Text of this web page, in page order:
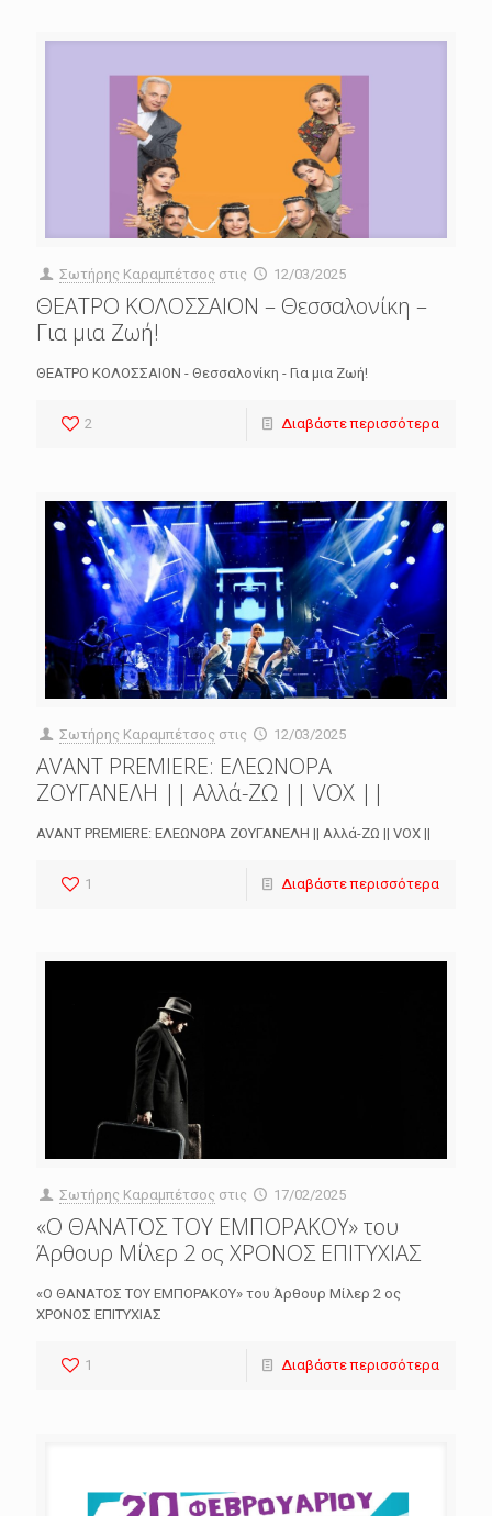
Σωτήρης Καραμπέτσος στις 12/03/2025
ΘΕΑΤΡΟ ΚΟΛΟΣΣΑΙΟΝ – Θεσσαλονίκη –
Για μια Ζωή!
ΘΕΑΤΡΟ ΚΟΛΟΣΣΑΙΟΝ - Θεσσαλονίκη - Για μια Ζωή!
2 Διαβάστε περισσότερα
Σωτήρης Καραμπέτσος στις 12/03/2025
AVANT PREMIERE: ΕΛΕΩΝΟΡΑ
ΖΟΥΓΑΝΕΛΗ || Αλλά-ΖΩ || VOX ||
AVANT PREMIERE: ΕΛΕΩΝΟΡΑ ΖΟΥΓΑΝΕΛΗ || Αλλά-ΖΩ || VOX ||
1 Διαβάστε περισσότερα
Σωτήρης Καραμπέτσος στις 17/02/2025
«Ο ΘΑΝΑΤΟΣ ΤΟΥ ΕΜΠΟΡΑΚΟΥ» του
Άρθουρ Μίλερ 2 ος ΧΡΟΝΟΣ ΕΠΙΤΥΧΙΑΣ
«Ο ΘΑΝΑΤΟΣ ΤΟΥ ΕΜΠΟΡΑΚΟΥ» του Άρθουρ Μίλερ 2 ος
ΧΡΟΝΟΣ ΕΠΙΤΥΧΙΑΣ
1 Διαβάστε περισσότερα